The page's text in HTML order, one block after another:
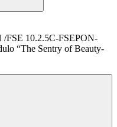
/FSE 10.2.5C-FSEPON-
“The Sentry of Beauty-